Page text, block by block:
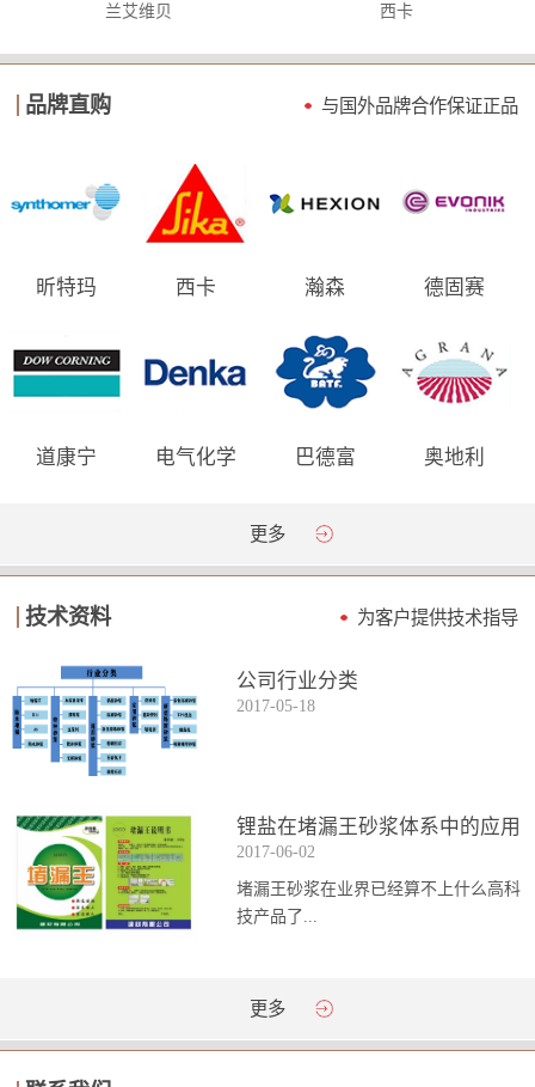
兰艾维贝
西卡
品牌直购 与国外品牌合作保证正品
昕特玛 西卡 瀚森 德固赛
道康宁 电气化学 巴德富 奥地利
更多
技术资料 为客户提供技术指导
公司行业分类
2017-05-18
锂盐在堵漏王砂浆体系中的应用
2017-06-02
堵漏王砂浆在业界已经算不上什么高科
技产品了...
。简单来说它就是一种能够迅速凝固的
通砂浆的强...
更多